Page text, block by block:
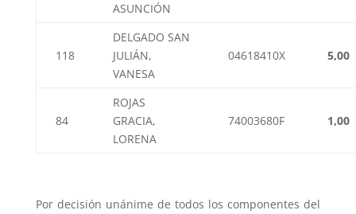
ASUNCIÓN
118
DELGADO SAN
JULIÁN,
VANESA
04618410X 5,00
84
ROJAS
GRACIA,
LORENA
74003680F 1,00
Por decisión unánime de todos los componentes del